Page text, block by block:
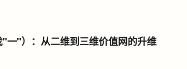
一"）：从二维到三维价值网的升维